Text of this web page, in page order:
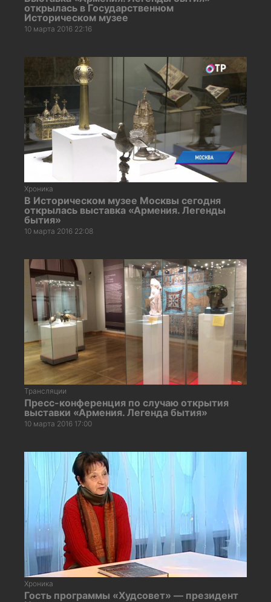
открылась в Государственном
Историческом музее
10 марта 2016 22:16
Хроника
В Историческом музее Москвы сегодня
открылась выставка «Армения. Легенды
бытия»
10 марта 2016 22:08
Трансляции
Пресс-конференция по случаю открытия
выставки «Армения. Легенда бытия»
10 марта 2016 17:00
Хроника
Гость программы «Худсовет» — президент